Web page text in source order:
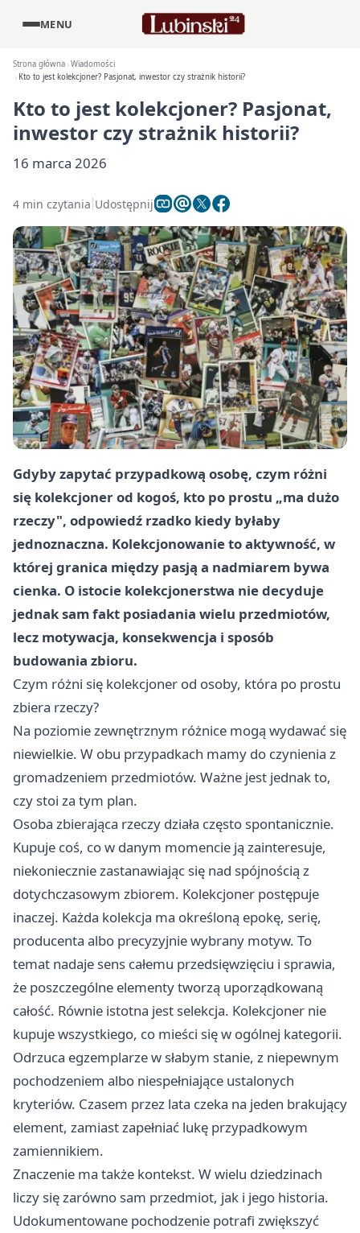
MENU
Strona główna Wiadomości
Kto to jest kolekcjoner? Pasjonat, inwestor czy strażnik historii?
Kto to jest kolekcjoner? Pasjonat,
inwestor czy strażnik historii?
16 marca 2026
4 min czytania Udostępnij
Gdyby zapytać przypadkową osobę, czym różni
się kolekcjoner od kogoś, kto po prostu „ma dużo
rzeczy", odpowiedź rzadko kiedy byłaby
jednoznaczna. Kolekcjonowanie to aktywność, w
której granica między pasją a nadmiarem bywa
cienka. O istocie kolekcjonerstwa nie decyduje
jednak sam fakt posiadania wielu przedmiotów,
lecz motywacja, konsekwencja i sposób
budowania zbioru.
Czym różni się kolekcjoner od osoby, która po prostu
zbiera rzeczy?
Na poziomie zewnętrznym różnice mogą wydawać się
niewielkie. W obu przypadkach mamy do czynienia z
gromadzeniem przedmiotów. Ważne jest jednak to,
czy stoi za tym plan.
Osoba zbierająca rzeczy działa często spontanicznie.
Kupuje coś, co w danym momencie ją zainteresuje,
niekoniecznie zastanawiając się nad spójnością z
dotychczasowym zbiorem. Kolekcjoner postępuje
inaczej. Każda kolekcja ma określoną epokę, serię,
producenta albo precyzyjnie wybrany motyw. To
temat nadaje sens całemu przedsięwzięciu i sprawia,
że poszczególne elementy tworzą uporządkowaną
całość. Równie istotna jest selekcja. Kolekcjoner nie
kupuje wszystkiego, co mieści się w ogólnej kategorii.
Odrzuca egzemplarze w słabym stanie, z niepewnym
pochodzeniem albo niespełniające ustalonych
kryteriów. Czasem przez lata czeka na jeden brakujący
element, zamiast zapełniać lukę przypadkowym
zamiennikiem.
Znaczenie ma także kontekst. W wielu dziedzinach
liczy się zarówno sam przedmiot, jak i jego historia.
Udokumentowane pochodzenie potrafi zwiększyć